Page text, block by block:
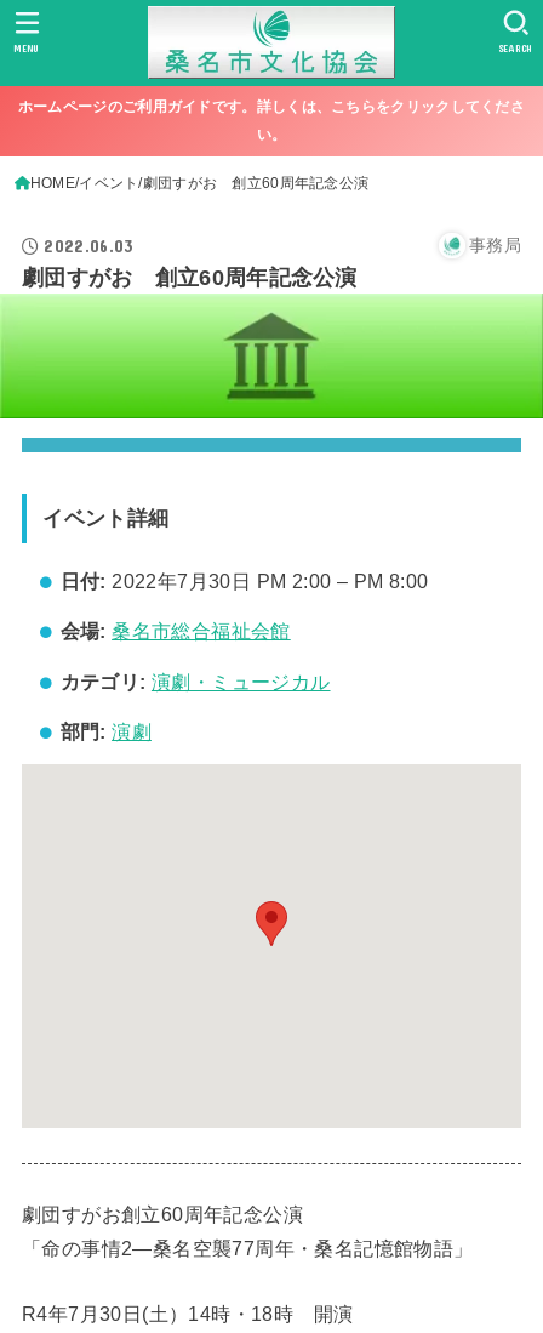
SEARCH
MENU
ホームページのご利用ガイドです。詳しくは、こちらをクリックしてくださ
い。
HOME イベント 劇団すがお 創立60周年記念公演
2022.06.03 事務局
劇団すがお 創立60周年記念公演
イベント詳細
日付: 2022年7月30日 PM 2:00 – PM 8:00
会場: 桑名市総合福祉会館
カテゴリ: 演劇・ミュージカル
部門: 演劇
劇団すがお創立60周年記念公演
「命の事情2―桑名空襲77周年・桑名記憶館物語」
R4年7月30日(土）14時・18時 開演